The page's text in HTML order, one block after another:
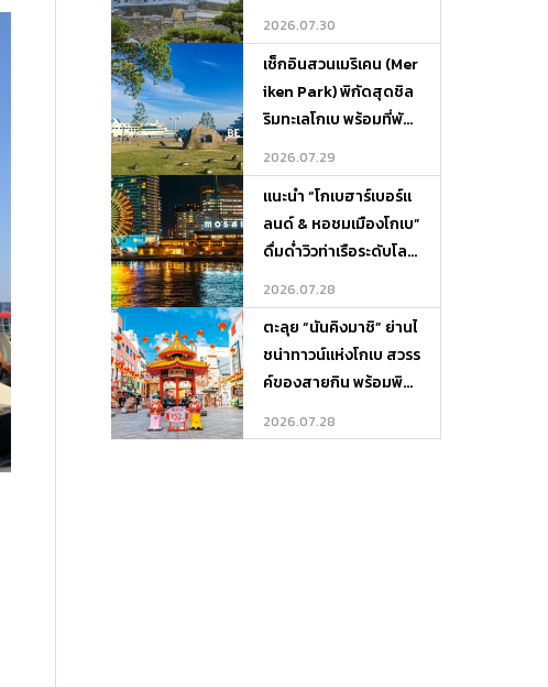
2026.07.30
เช็กอินสวนเมริเคน (Mer
iken Park) พิกัดสุดชิล
ริมทะเลโกเบ พร้อมที่พัก
วรอบเกาะ
2026.07.29
แนะนำ “โกเบฮาร์เบอร์แ
ลนด์ & หอชมเมืองโกเบ”
ดื่มด่ำวิวท่าเรือระดับโลก
ยวรอบ ๆ
2026.07.28
ตะลุย “นันคิงมาชิ” ย่านไ
ชน่าทาวน์แห่งโกเบ สวรร
ค์ของสายกิน พร้อมพิกั
อง
2026.07.28